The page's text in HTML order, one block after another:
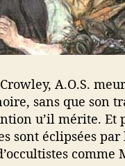
A.O.S.
sans que son
u’il mérite. Et
sont éclipsées
comme